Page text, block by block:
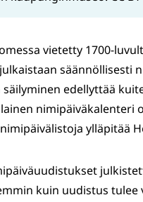
vietetty 1700-
säännöllisesti
edellyttää
nimipäiväkalenteri
ylläpitää
kuin uudistus